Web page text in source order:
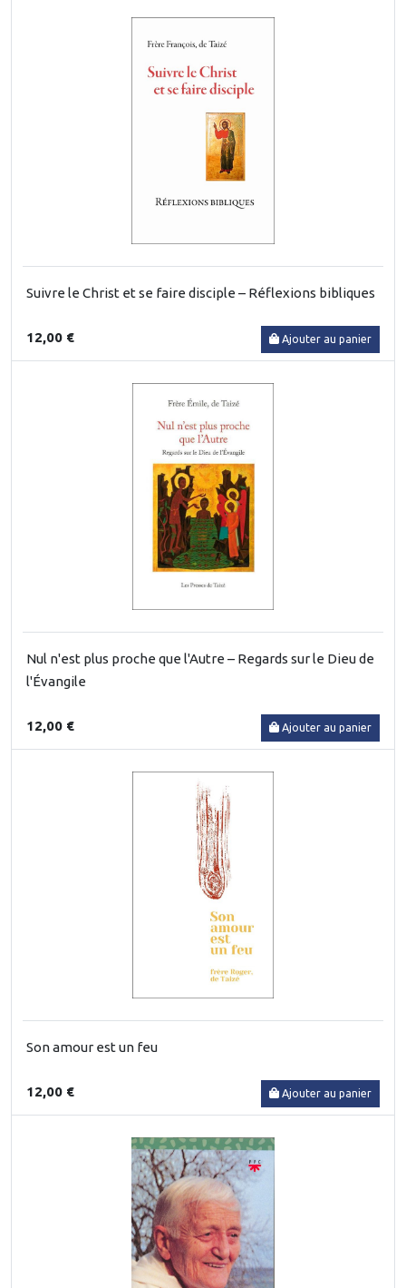
Suivre le Christ et se faire disciple – Réflexions bibliques
12,00 € Ajouter au panier
Nul n'est plus proche que l'Autre – Regards sur le Dieu de
l'Évangile
12,00 € Ajouter au panier
Son amour est un feu
12,00 € Ajouter au panier